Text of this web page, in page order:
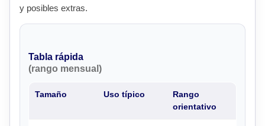
y posibles extras.
Tabla rápida
(rango mensual)
Tamaño Uso típico
Rango
orientativo